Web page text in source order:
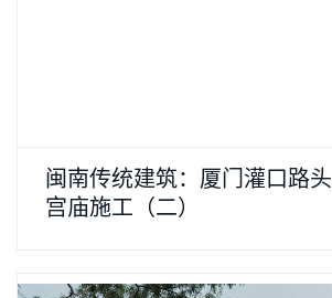
闽南传统建筑：厦门灌口路头
宫庙施工（二）